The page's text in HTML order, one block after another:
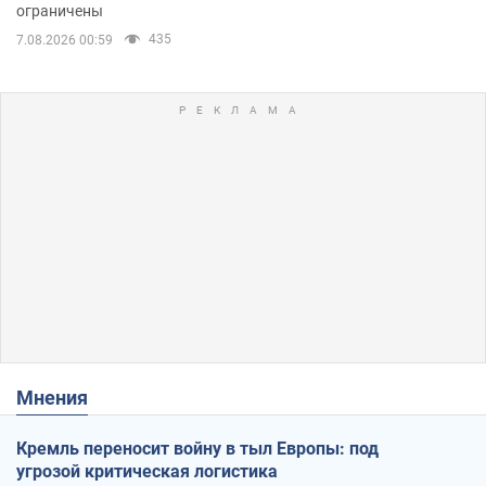
ограничены
7.08.2026 00:59 435
Мнения
Кремль переносит войну в тыл Европы: под
угрозой критическая логистика